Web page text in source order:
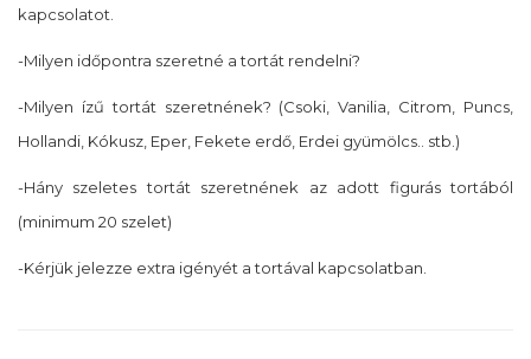
kapcsolatot.
-Milyen időpontra szeretné a tortát rendelni?
-Milyen ízű tortát szeretnének? (Csoki, Vanilia, Citrom, Puncs,
Hollandi, Kókusz, Eper, Fekete erdő, Erdei gyümölcs.. stb.)
-Hány szeletes tortát szeretnének az adott figurás tortából
(minimum 20 szelet)
-Kérjük jelezze extra igényét a tortával kapcsolatban.